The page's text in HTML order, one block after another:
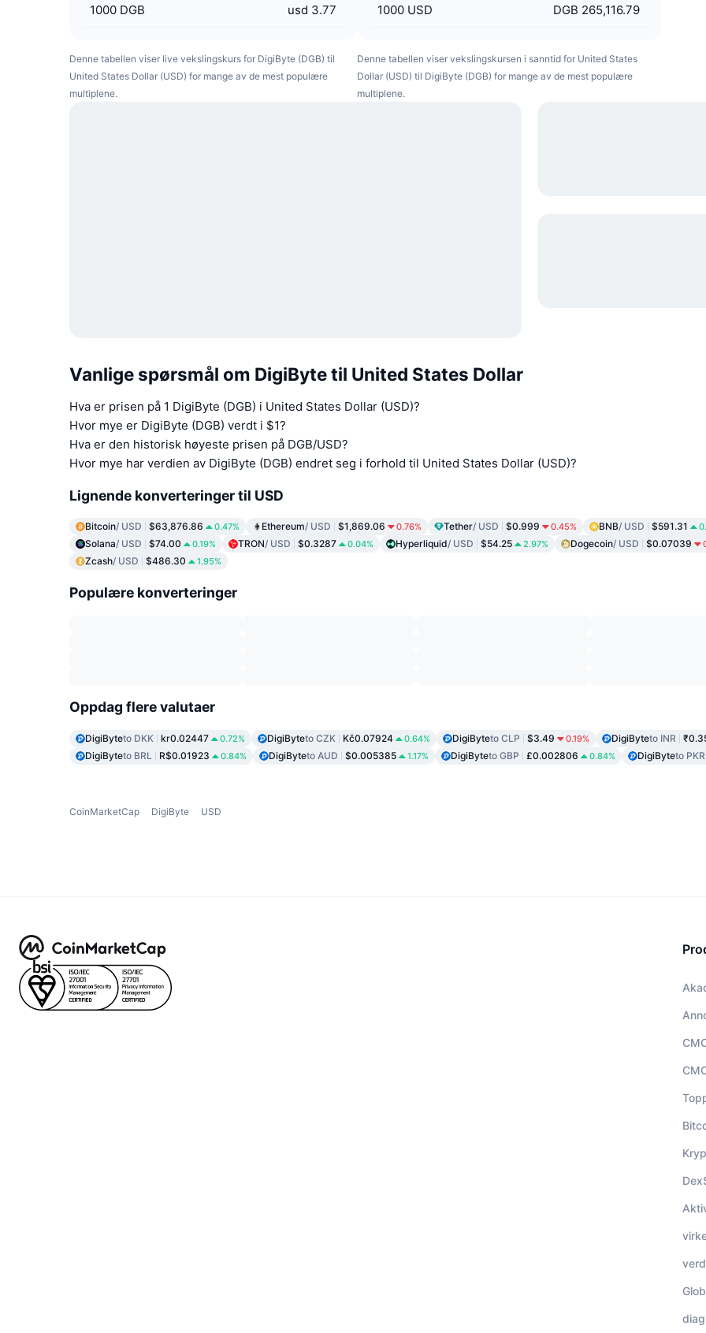
1000 DGB usd 3.77
Denne tabellen viser live vekslingskurs for DigiByte (DGB) til
United States Dollar (USD) for mange av de mest populære
multiplene.
1000 USD DGB 265,116.79
Denne tabellen viser vekslingskursen i sanntid for United States
Dollar (USD) til DigiByte (DGB) for mange av de mest populære
multiplene.
Vanlige spørsmål om DigiByte til United States Dollar
Hva er prisen på 1 DigiByte (DGB) i United States Dollar (USD)?
Hvor mye er DigiByte (DGB) verdt i $1?
Hva er den historisk høyeste prisen på DGB/USD?
Hvor mye har verdien av DigiByte (DGB) endret seg i forhold til United States Dollar (USD)?
Lignende konverteringer til USD
Bitcoin/ USD $63,876.86 0.47% Ethereum/ USD $1,869.06 0.76% Tether/ USD $0.999 0.45% BNB/ USD $591.31
Solana/ USD $74.00 0.19% TRON/ USD $0.3287 0.04% Hyperliquid/ USD $54.25 2.97% Dogecoin/ USD $0.07039
Zcash/ USD $486.30 1.95%
Populære konverteringer
Oppdag flere valutaer
DigiByteto DKK kr0.02447 0.72% DigiByteto CZK Kč0.07924 0.64% DigiByteto CLP $3.49 0.19% DigiByteto INR
DigiByteto BRL R$0.01923 0.84% DigiByteto AUD $0.005385 1.17% DigiByteto GBP £0.002806 0.84% DigiByteto PKR
CoinMarketCap DigiByte USD